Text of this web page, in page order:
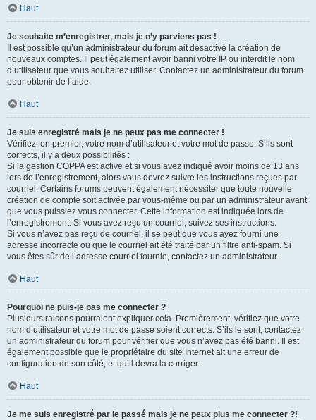
Haut
Je souhaite m’enregistrer, mais je n’y parviens pas !
Il est possible qu’un administrateur du forum ait désactivé la création de
nouveaux comptes. Il peut également avoir banni votre IP ou interdit le nom
d’utilisateur que vous souhaitez utiliser. Contactez un administrateur du forum
pour obtenir de l’aide.
Haut
Je suis enregistré mais je ne peux pas me connecter !
Vérifiez, en premier, votre nom d’utilisateur et votre mot de passe. S’ils sont
corrects, il y a deux possibilités :
Si la gestion COPPA est active et si vous avez indiqué avoir moins de 13 ans
lors de l’enregistrement, alors vous devrez suivre les instructions reçues par
courriel. Certains forums peuvent également nécessiter que toute nouvelle
création de compte soit activée par vous-même ou par un administrateur avant
que vous puissiez vous connecter. Cette information est indiquée lors de
l’enregistrement. Si vous avez reçu un courriel, suivez ses instructions.
Si vous n’avez pas reçu de courriel, il se peut que vous ayez fourni une
adresse incorrecte ou que le courriel ait été traité par un filtre anti-spam. Si
vous êtes sûr de l’adresse courriel fournie, contactez un administrateur.
Haut
Pourquoi ne puis-je pas me connecter ?
Plusieurs raisons pourraient expliquer cela. Premièrement, vérifiez que votre
nom d’utilisateur et votre mot de passe soient corrects. S’ils le sont, contactez
un administrateur du forum pour vérifier que vous n’avez pas été banni. Il est
également possible que le propriétaire du site Internet ait une erreur de
configuration de son côté, et qu’il devra la corriger.
Haut
Je me suis enregistré par le passé mais je ne peux plus me connecter ?!